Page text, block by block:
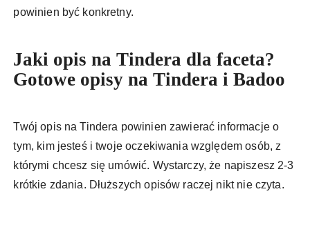
powinien być konkretny.
Jaki opis na Tindera dla faceta?
Gotowe opisy na Tindera i Badoo
Twój opis na Tindera powinien zawierać informacje o
tym, kim jesteś i twoje oczekiwania względem osób, z
którymi chcesz się umówić. Wystarczy, że napiszesz 2-3
krótkie zdania. Dłuższych opisów raczej nikt nie czyta.